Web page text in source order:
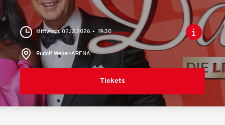
Mittwoch, 02.12.2026 19:30
Rudolf Weber-ARENA
Tickets